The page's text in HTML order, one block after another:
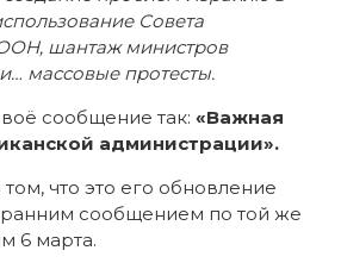
Совета
шантаж министров
массовые протесты.
сообщение так: «Важная
администрации».
что это его обновление
ранним сообщением по той же
6 марта.